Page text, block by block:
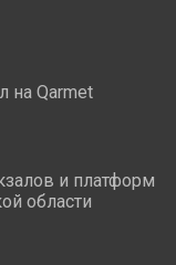
на Qarmet
и платформ
области